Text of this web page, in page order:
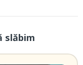
slăbim